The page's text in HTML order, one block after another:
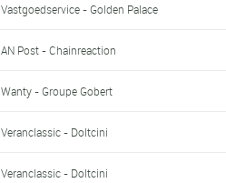
Vastgoedservice - Golden Palace
AN Post - Chainreaction
Wanty - Groupe Gobert
Veranclassic - Doltcini
Veranclassic - Doltcini